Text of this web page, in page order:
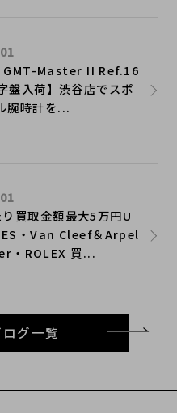
GMT-Master II Ref.16
盤入荷】渋谷店でスポ
腕時計を...
り買取金額最大5万円U
・Van Cleef＆Arpel
・ROLEX 買...
グ一覧